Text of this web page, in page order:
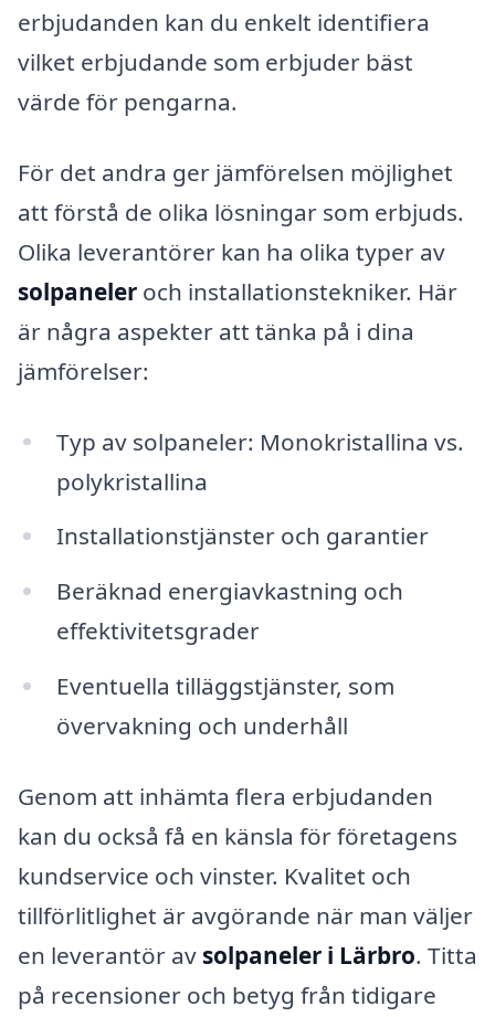
erbjudanden kan du enkelt identifiera
vilket erbjudande som erbjuder bäst
värde för pengarna.
För det andra ger jämförelsen möjlighet
att förstå de olika lösningar som erbjuds.
Olika leverantörer kan ha olika typer av
solpaneler och installationstekniker. Här
är några aspekter att tänka på i dina
jämförelser:
Typ av solpaneler: Monokristallina vs.
polykristallina
Installationstjänster och garantier
Beräknad energiavkastning och
effektivitetsgrader
Eventuella tilläggstjänster, som
övervakning och underhåll
Genom att inhämta flera erbjudanden
kan du också få en känsla för företagens
kundservice och vinster. Kvalitet och
tillförlitlighet är avgörande när man väljer
en leverantör av solpaneler i Lärbro. Titta
på recensioner och betyg från tidigare